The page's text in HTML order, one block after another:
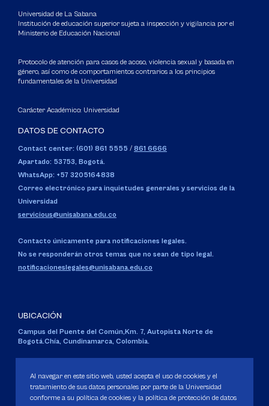
Universidad de La Sabana
Institución de educación superior sujeta a inspección y vigilancia por el
Ministerio de Educación Nacional
Protocolo de atención para casos de acoso, violencia sexual y basada en
género, así como de comportamientos contrarios a los principios
fundamentales de la Universidad
Carácter Académico: Universidad
DATOS DE CONTACTO
Contact center: (601) 861 5555 / 861 6666
Apartado: 53753, Bogotá.
WhatsApp: +57 3205164838
Correo electrónico para inquietudes generales y servicios de la
Universidad
servicious@unisabana.edu.co
Contacto únicamente para notificaciones legales.
No se responderán otros temas que no sean de tipo legal.
notificacioneslegales@unisabana.edu.co
UBICACIÓN
Campus del Puente del Común,Km. 7, Autopista Norte de
Bogotá.Chía, Cundinamarca, Colombia.
Personería Jurídica:Resolución 130 del 14 de enero de 1980.
Ministerio de Educación Nacional.
Al navegar en este sitio web, usted acepta el uso de cookies y el
tratamiento de sus datos personales por parte de la Universidad
conforme a su política de cookies y la política de protección de datos